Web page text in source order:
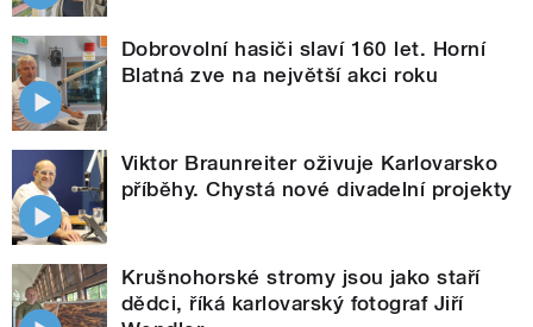
Dobrovolní hasiči slaví 160 let. Horní
Blatná zve na největší akci roku
Viktor Braunreiter oživuje Karlovarsko
příběhy. Chystá nové divadelní projekty
Krušnohorské stromy jsou jako staří
dědci, říká karlovarský fotograf Jiří